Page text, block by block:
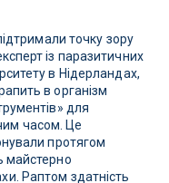
точку зору
із паразитичних
в Нідерландах,
в організм
для
часом. Це
протягом
майстерно
Раптом здатність